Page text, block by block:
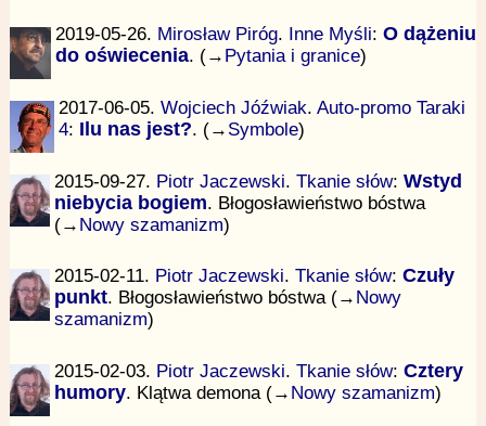
2019-05-26. Mirosław Piróg. Inne Myśli: O dążeniu
do oświecenia. (→ Pytania i granice)
2017-06-05. Wojciech Jóźwiak. Auto-promo Taraki
4: Ilu nas jest?. (→ Symbole)
2015-09-27. Piotr Jaczewski.Tkanie słów:Wstyd
niebycia bogiem. Błogosławieństwo bóstwa
(→ Nowy szamanizm)
2015-02-11. Piotr Jaczewski.Tkanie słów:Czuły
punkt. Błogosławieństwo bóstwa (→ Nowy
szamanizm)
2015-02-03. Piotr Jaczewski.Tkanie słów:Cztery
humory. Klątwa demona (→ Nowy szamanizm)